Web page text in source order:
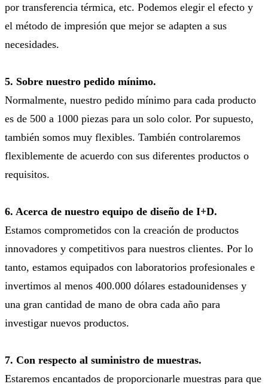
por transferencia térmica, etc. Podemos elegir el efecto y
el método de impresión que mejor se adapten a sus
necesidades.
5. Sobre nuestro pedido mínimo.
Normalmente, nuestro pedido mínimo para cada producto
es de 500 a 1000 piezas para un solo color. Por supuesto,
también somos muy flexibles. También controlaremos
flexiblemente de acuerdo con sus diferentes productos o
requisitos.
6. Acerca de nuestro equipo de diseño de I+D.
Estamos comprometidos con la creación de productos
innovadores y competitivos para nuestros clientes. Por lo
tanto, estamos equipados con laboratorios profesionales e
invertimos al menos 400.000 dólares estadounidenses y
una gran cantidad de mano de obra cada año para
investigar nuevos productos.
7. Con respecto al suministro de muestras.
Estaremos encantados de proporcionarle muestras para que